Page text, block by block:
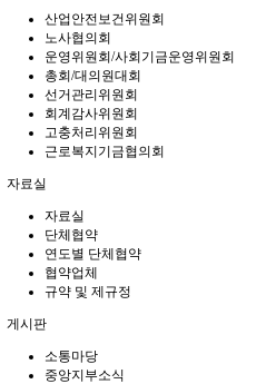
산업안전보건위원회
노사협의회
운영위원회/사회기금운영위원회
총회/대의원대회
선거관리위원회
회계감사위원회
고충처리위원회
근로복지기금협의회
자료실
자료실
단체협약
연도별 단체협약
협약업체
규약 및 제규정
게시판
소통마당
중앙지부소식